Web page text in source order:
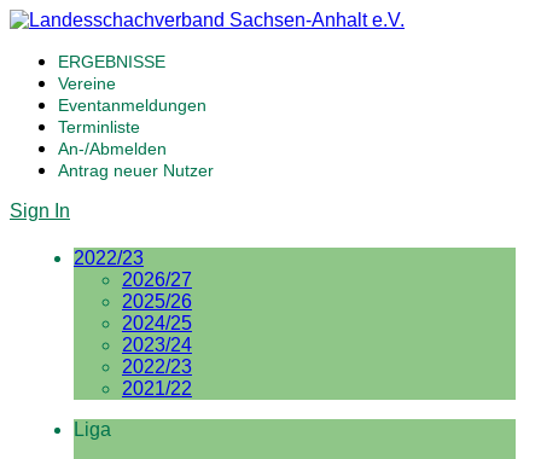
ERGEBNISSE
Vereine
Eventanmeldungen
Terminliste
An-/Abmelden
Antrag neuer Nutzer
Sign In
2022/23
2026/27
2025/26
2024/25
2023/24
2022/23
2021/22
Liga